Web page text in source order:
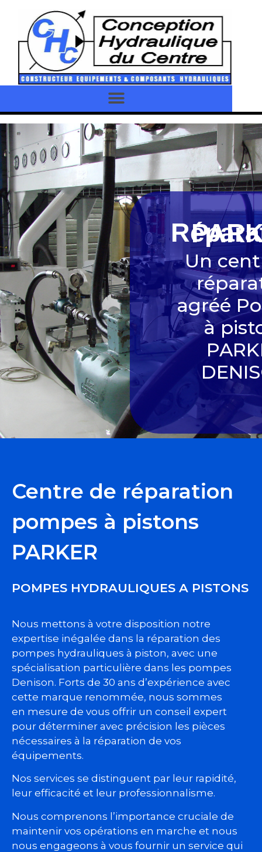
Réparations
Un
agréé
à
Centre de réparation
pompes à pistons
PARKER
POMPES HYDRAULIQUES A PISTONS
Nous mettons à votre disposition notre
expertise inégalée dans la réparation des
pompes hydrauliques à piston, avec une
spécialisation particulière dans les pompes
Denison. Forts de 30 ans d’expérience avec
cette marque renommée, nous sommes
en mesure de vous offrir un conseil expert
pour déterminer avec précision les pièces
nécessaires à la réparation de vos
équipements.
Nos services se distinguent par leur rapidité,
leur efficacité et leur professionnalisme.
Nous comprenons l’importance cruciale de
maintenir vos opérations en marche et nous
nous engageons à vous fournir un service qui